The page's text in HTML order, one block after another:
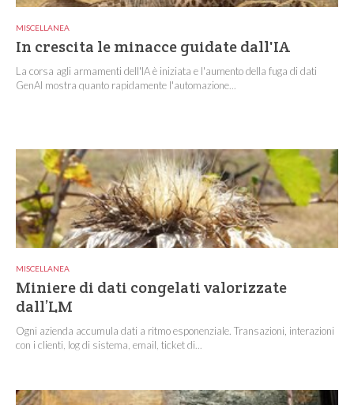
MISCELLANEA
In crescita le minacce guidate dall'IA
La corsa agli armamenti dell'IA è iniziata e l'aumento della fuga di dati
GenAI mostra quanto rapidamente l'automazione...
MISCELLANEA
Miniere di dati congelati valorizzate
dall’LM
Ogni azienda accumula dati a ritmo esponenziale. Transazioni, interazioni
con i clienti, log di sistema, email, ticket di...